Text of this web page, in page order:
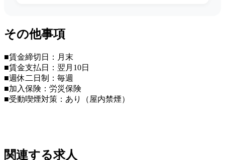
その他事項
■賃金締切日：月末
■賃金支払日：翌月10日
■週休二日制：毎週
■加入保険：労災保険
■受動喫煙対策：あり（屋内禁煙）
関連する求人